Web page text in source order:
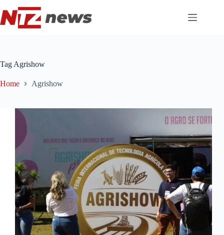
para
o
conteúdo
Tag Agrishow
Home Agrishow